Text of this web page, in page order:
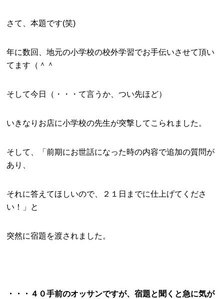
さて、本題です(笑)
年に数回、地元の小学校の校外学習でお手伝いさせて頂い
てます（＾＾
そして今日（・・・て言うか、つい先ほど）
いきなりお店に小学校の先生が突撃してこられました。
そして、「前期にお世話になった時の内容で追加の質問が
あり、
それに答えてほしいので、２１日までに仕上げてくださ
い！」と
突然に宿題を渡されました。
・・・４０手前のオッサンですが、宿題と聞くと急に気が